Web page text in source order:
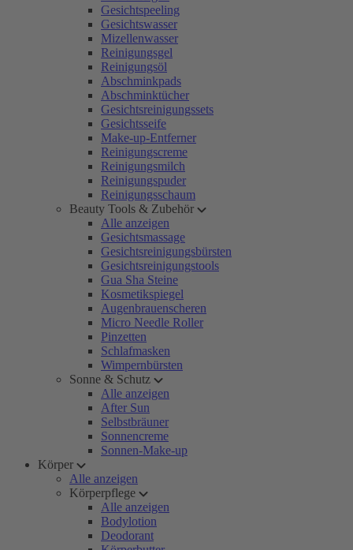
Gesichtspeeling
Gesichtswasser
Mizellenwasser
Reinigungsgel
Reinigungsöl
Abschminkpads
Abschminktücher
Gesichtsreinigungssets
Gesichtsseife
Make-up-Entferner
Reinigungscreme
Reinigungsmilch
Reinigungspuder
Reinigungsschaum
Beauty Tools & Zubehör
Alle anzeigen
Gesichtsmassage
Gesichtsreinigungsbürsten
Gesichtsreinigungstools
Gua Sha Steine
Kosmetikspiegel
Augenbrauenscheren
Micro Needle Roller
Pinzetten
Schlafmasken
Wimpernbürsten
Sonne & Schutz
Alle anzeigen
After Sun
Selbstbräuner
Sonnencreme
Sonnen-Make-up
Körper
Alle anzeigen
Körperpflege
Alle anzeigen
Bodylotion
Deodorant